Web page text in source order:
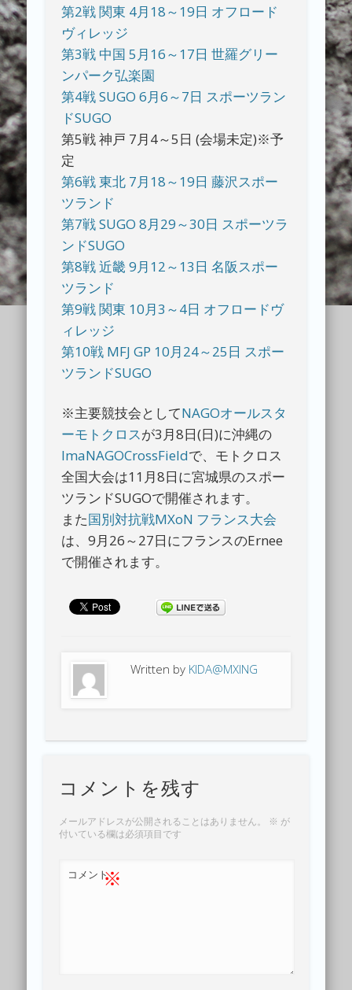
第2戦 関東 4月18～19日 オフロード
ヴィレッジ
第3戦 中国 5月16～17日 世羅グリー
ンパーク弘楽園
第4戦 SUGO 6月6～7日 スポーツラン
ドSUGO
第5戦 神戸 7月4～5日 (会場未定)※予
定
第6戦 東北 7月18～19日 藤沢スポー
ツランド
第7戦 SUGO 8月29～30日 スポーツラ
ンドSUGO
第8戦 近畿 9月12～13日 名阪スポー
ツランド
第9戦 関東 10月3～4日 オフロードヴ
ィレッジ
第10戦 MFJ GP 10月24～25日 スポー
ツランドSUGO
※主要競技会としてNAGOオールスタ
ーモトクロスが3月8日(日)に沖縄の
ImaNAGOCrossFieldで、モトクロス
全国大会は11月8日に宮城県のスポー
ツランドSUGOで開催されます。
また国別対抗戦MXoN フランス大会
は、9月26～27日にフランスのErnee
で開催されます。
Written by KIDA@MXING
コメントを残す
メールアドレスが公開されることはありません。 ※ が
付いている欄は必須項目です
コメント※